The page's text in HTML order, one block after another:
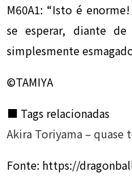
M60A1: “Isto é
se esperar, diante
simplesmente
©TAMIYA
■ Tags relacionadas
Akira Toriyama – quase
Fonte: https://